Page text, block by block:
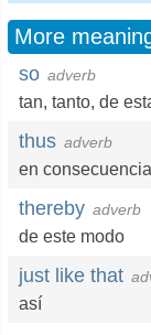
More
so adverb
tan, tanto, de
thus adverb
en consecuencia
thereby adverb
de este modo
just like that
así